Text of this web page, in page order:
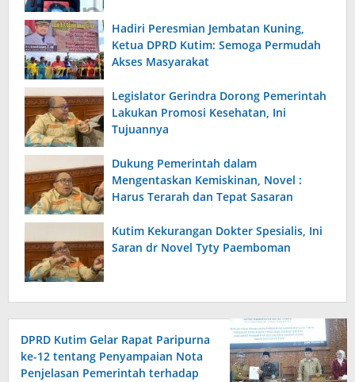
Hadiri Peresmian Jembatan Kuning,
Ketua DPRD Kutim: Semoga Permudah
Akses Masyarakat
Legislator Gerindra Dorong Pemerintah
Lakukan Promosi Kesehatan, Ini
Tujuannya
Dukung Pemerintah dalam
Mengentaskan Kemiskinan, Novel :
Harus Terarah dan Tepat Sasaran
Kutim Kekurangan Dokter Spesialis, Ini
Saran dr Novel Tyty Paemboman
DPRD Kutim Gelar Rapat Paripurna
ke-12 tentang Penyampaian Nota
Penjelasan Pemerintah terhadap